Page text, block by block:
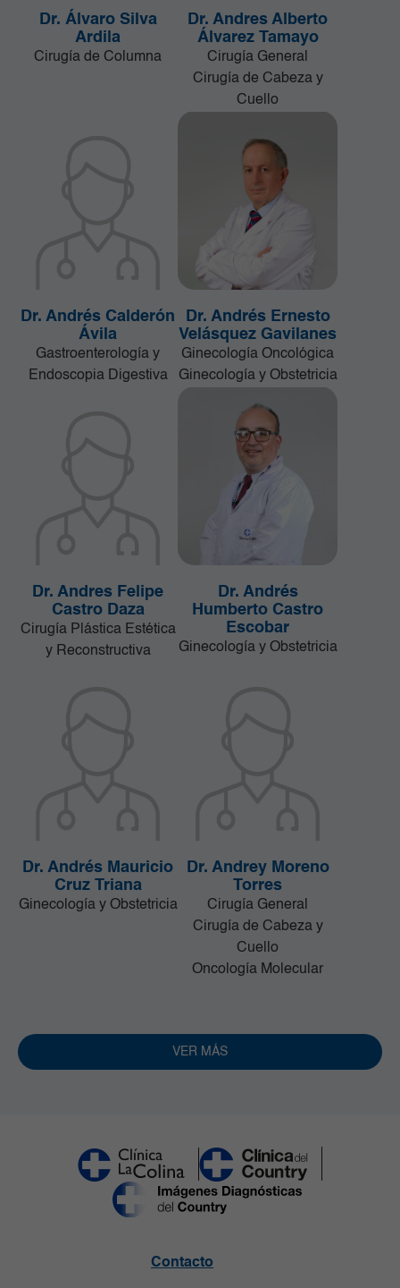
Dr. Álvaro Silva
Ardila
Cirugía de Columna
Dr. Andres Alberto
Álvarez Tamayo
Cirugía General
Cirugía de Cabeza y
Cuello
Dr. Andrés Calderón
Ávila
Gastroenterología y
Endoscopia Digestiva
Dr. Andrés Ernesto
Velásquez Gavilanes
Ginecología Oncológica
Ginecología y Obstetricia
Dr. Andres Felipe
Castro Daza
Cirugía Plástica Estética
y Reconstructiva
Dr. Andrés
Humberto Castro
Escobar
Ginecología y Obstetricia
Dr. Andrés Mauricio
Cruz Triana
Ginecología y Obstetricia
Dr. Andrey Moreno
Torres
Cirugía General
Cirugía de Cabeza y
Cuello
Oncología Molecular
VER MÁS
Contacto